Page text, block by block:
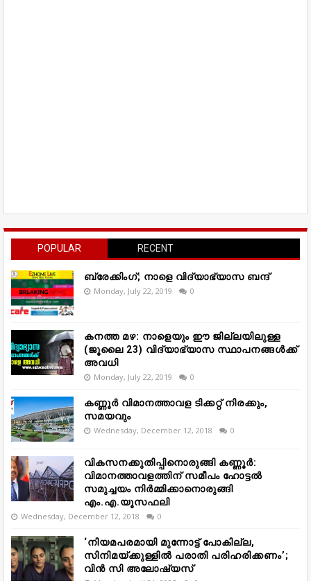
POPULAR RECENT
ബ്രേക്കിംഗ്; നാളെ വിദ്യാഭ്യാസ ബന്ദ്
Monday, July 22, 2019 0
കനത്ത മഴ: നാളെയും ഈ ജില്ലയിലുള്ള
(ജൂലൈ 23) വിദ്യാഭ്യാസ സ്ഥാപനങ്ങൾക്ക്
അവധി
Monday, July 22, 2019 0
കണ്ണൂർ വിമാനത്താവള ടിക്കറ്റ് നിരക്കും,
സമയവും
Wednesday, December 12, 2018 0
വികസനക്കുതിപ്പിനൊരുങ്ങി കണ്ണൂർ:
വിമാനത്താവളത്തിന് സമീപം ഹോട്ടൽ
സമുച്ചയം നിർമ്മിക്കാനൊരുങ്ങി
എം.എ.യൂസഫലി
Wednesday, December 12, 2018 0
‘നിയമപരമായി മുന്നോട്ട് പോകില്ല,
സിനിമയ്ക്കുള്ളിൽ പരാതി പരിഹരിക്കണം’;
വിൻ സി അലോഷ്യസ്